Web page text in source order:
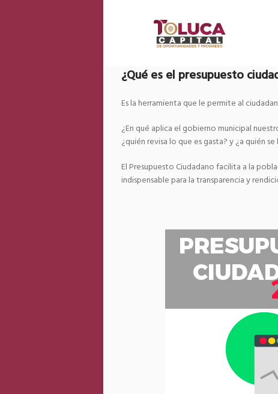
¿Qué es el presupuesto
Es la herramienta que le permite al
¿En qué aplica el gobierno municipal
¿quién revisa lo que es gasta? y ¿a quién
El Presupuesto Ciudadano facilita a la
indispensable para la transparencia y